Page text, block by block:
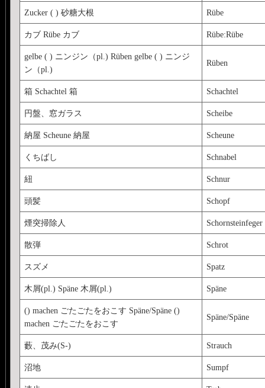
Zucker ( ) 砂糖大根 Rübe
カブ Rübe カブ Rübe:Rübe
gelbe ( ) ニンジン（pl.) Rüben gelbe ( ) ニンジ
ン（pl.)
Rüben
箱 Schachtel 箱 Schachtel
円盤、窓ガラス Scheibe
納屋 Scheune 納屋 Scheune
くちばし Schnabel
紐 Schnur
頭髪 Schopf
煙突掃除人 Schornsteinfeger
散弾 Schrot
スズメ Spatz
木屑(pl.) Späne 木屑(pl.) Späne
() machen ごたごたをおこす Späne/Späne ()
machen ごたごたをおこす
Späne/Späne
藪、茂み(S-) Strauch
沼地 Sumpf